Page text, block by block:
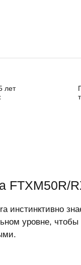
лет
FTXM50R/
инстинктивно
уровне,